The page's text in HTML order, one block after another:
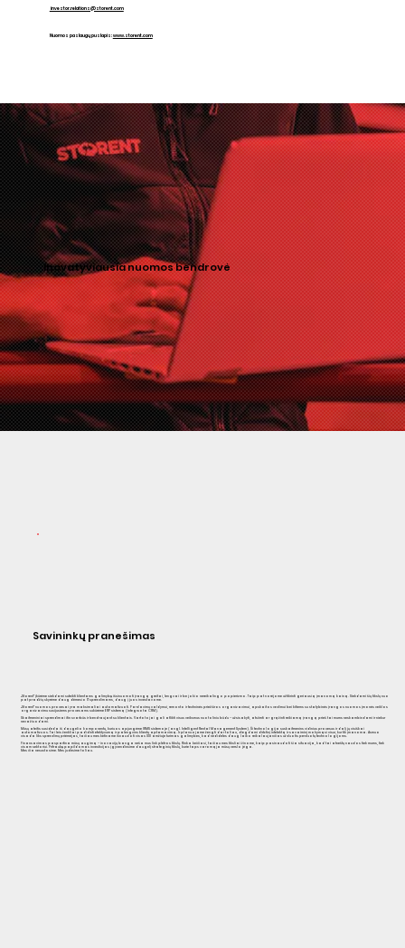
investor.relations@storent.com
Nuomos paslaugų puslapis:www.storent.com
Inovatyviausia nuomos bendrovė
„Storent“ įkūrėme siekdami suteikti klientams galimybę išsinuomoti įrangą greitai, lengvai ir be jokio nereikalingo popierizmo. Taip pat norėjome užtikrinti geriausią įmanomą kainą. Siekdami šių tikslų nuo
pat pradžių skyrėme daug dėmesio IT sprendimams, daug į juos investavome.
„Storent“ nuomos procesai yra maksimaliai automatizuoti. Pardavimų valdymui, remonto ir techninės priežiūros organizavimui, apskaitos vedimui bei kitiems su statybinės įrangos nuomos įmonės veiklos
organizavimu susijusiems procesams sukūrėme ERP sistemą (integruota CRM).
Skaitmeniniai sprendimai itin svarbūs ir bendraujant su klientais. Vartotojai gali atlikti visus veiksmus nuotoliniu būdu – užsisakyti, atsiimti ar grąžinti reikiamą įrangą prieš tai mums neskambindami ir niekur
nevažiuodami.
Mūsų ateitis susideda iš daugelio komponentų, kuriuos apjungėme IRMS sistemoje (angl. Intelligent Rental Management System). Ši technologija suskaitmenins vidinius procesus ir dalį jų visiškai
automatizuos. Tai leis ženkliai padidinti efektyvumą ir palengvins klientų aptarnavimą.Ir planuojame žengti dar toliau, diegdami dirbtinį intelektą ir savaiminį mokymąsi visur, kur tik įmanoma. Asmuo
visada liks sprendimų priėmėjas, tačiau mes ketiname išnaudoti visas XXI amžiuje turimas galimybes, kad nedideles daug laiko reikalaujančias užduotis perduotų technologijoms.
Finansavimas paspartina mūsų augimą – inovacijų banga neša mus link plėtros tikslų. Rinka keičiasi, tačiau mes tiksliai žinome, kaip pasinaudoti šia situacija, kad tai atneštų naudos tiek mums, tiek
visam sektoriui. Pritraukę papildomas investicijas įgyvendinsime daugelį strateginių tikslų, kurie taps varomąja mūsų verslo jėga.
Mes čia nesustosime. Mes judėsime toliau.
Savininkų pranešimas